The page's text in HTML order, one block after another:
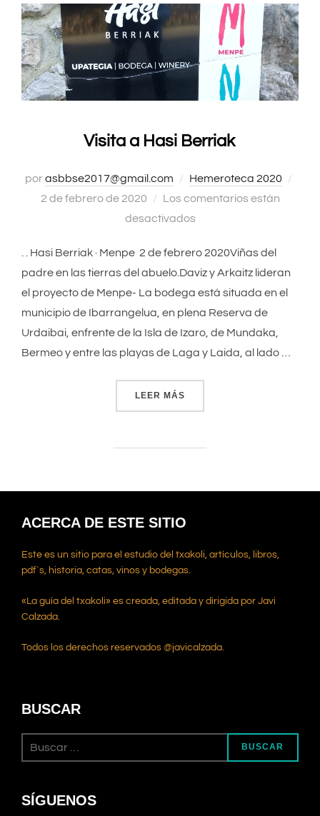
Visita a Hasi Berriak
porasbbse2017@gmail.com Hemeroteca 2020
2 de febrero de 2020
Los comentarios están
desactivados
. . Hasi Berriak · Menpe 2 de febrero 2020Viñas del
padre en las tierras del abuelo.Daviz y Arkaitz lideran
el proyecto de Menpe- La bodega está situada en el
municipio de Ibarrangelua, en plena Reserva de
Urdaibai, enfrente de la Isla de Izaro, de Mundaka,
Bermeo y entre las playas de Laga y Laida, al lado …
LEER MÁS
ACERCA DE ESTE SITIO
Este es un sitio para el estudio del txakoli, artículos, libros,
pdf`s, historia, catas, vinos y bodegas.
«La guía del txakoli» es creada, editada y dirigida por Javi
Calzada.
Todos los derechos reservados @javicalzada.
BUSCAR
BUSCAR
SÍGUENOS